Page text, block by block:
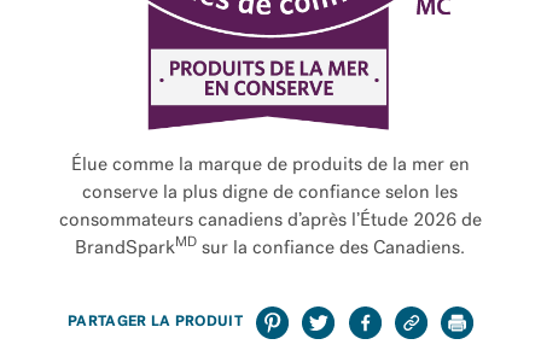
Élue comme la marque de produits de la mer en
conserve la plus digne de confiance selon les
consommateurs canadiens d’après l’Étude 2026 de
BrandSparkMD sur la confiance des Canadiens.
PARTAGER LA PRODUIT